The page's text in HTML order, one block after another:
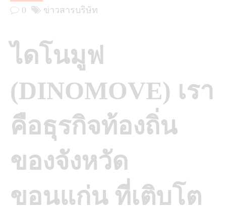
0 ข่าวสารบริษัท
ไดโนมูฟ
(DINOMOVE) เรา
คือธุรกิจท้องถิ่น
ของจังหวัด
ขอนแก่น ที่เติบโต